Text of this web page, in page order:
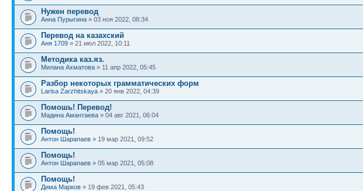
Нужен перевод
Анна Пурыгина » 03 ноя 2022, 08:34
Перевод на казахский
Аня 1709 » 21 июл 2022, 10:11
Методика каз.яз.
Милана Ахматова » 11 апр 2022, 05:45
Разбор некоторых грамматических форм
Larisa Zarzhitskaya » 20 янв 2022, 04:39
Помошь! Перевод!
Мадина Амантаева » 04 авг 2021, 06:04
Помощь!
Антон Шарапаев » 19 мар 2021, 09:52
Помощь!
Антон Шарапаев » 05 мар 2021, 05:08
Помощь!
Дима Марков » 19 фев 2021, 05:43